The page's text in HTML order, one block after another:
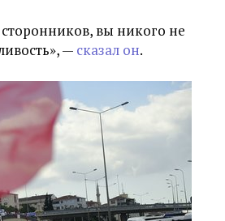
вы никого не
— сказал он.